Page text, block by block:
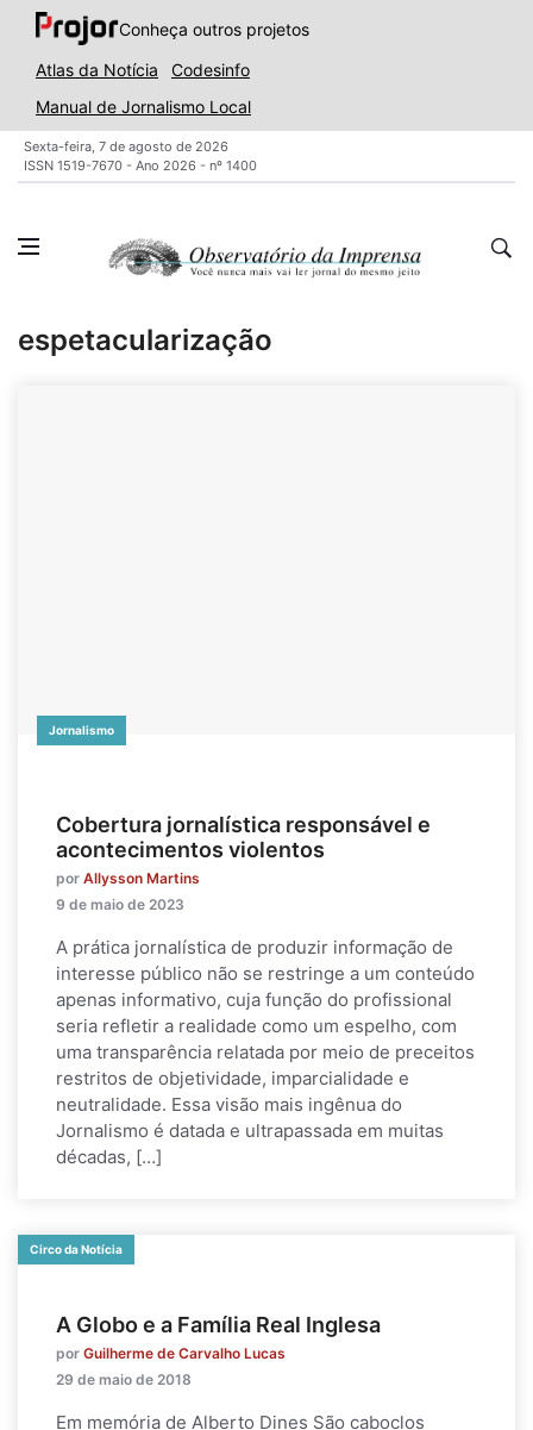
Conheça outros projetos
Atlas da Notícia
Codesinfo
Manual de Jornalismo Local
Sexta-feira, 7 de agosto de 2026
ISSN 1519-7670 - Ano 2026 - nº 1400
espetacularização
Jornalismo
Cobertura jornalística responsável e
acontecimentos violentos
por Allysson Martins
9 de maio de 2023
A prática jornalística de produzir informação de
interesse público não se restringe a um conteúdo
apenas informativo, cuja função do profissional
seria refletir a realidade como um espelho, com
uma transparência relatada por meio de preceitos
restritos de objetividade, imparcialidade e
neutralidade. Essa visão mais ingênua do
Jornalismo é datada e ultrapassada em muitas
décadas, […]
Circo da Notícia
A Globo e a Família Real Inglesa
por Guilherme de Carvalho Lucas
29 de maio de 2018
Em memória de Alberto Dines São caboclos